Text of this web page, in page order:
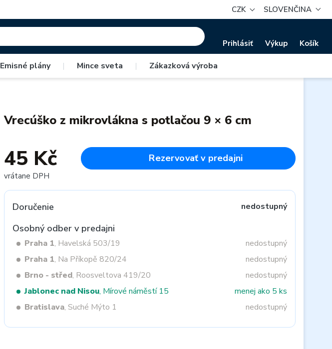
CZK SLOVENČINA
Prihlásiť Výkup Košík
Emisné plány | Mince sveta | Zákazková výroba
Vrecúško z mikrovlákna s potlačou 9 × 6 cm
45 Kč
vrátane DPH
Rezervovať v predajni
Doručenie nedostupný
Osobný odber v predajni
Praha 1, Havelská 503/19
nedostupný
Praha 1, Na Příkopě 820/24
nedostupný
Brno - střed, Roosveltova 419/20
nedostupný
Jablonec nad Nisou, Mírové náměstí 15
menej ako 5 ks
Bratislava, Suché Mýto 1 nedostupný